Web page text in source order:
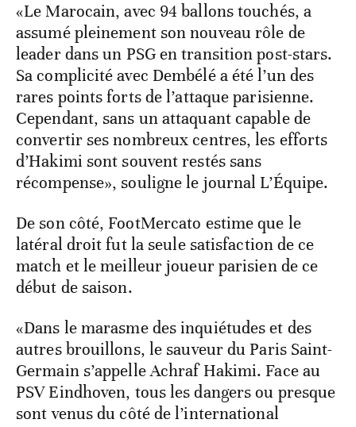
«Le Marocain, avec 94 ballons touchés, a
assumé pleinement son nouveau rôle de
leader dans un PSG en transition post-stars.
Sa complicité avec Dembélé a été l’un des
rares points forts de l’attaque parisienne.
Cependant, sans un attaquant capable de
convertir ses nombreux centres, les efforts
d’Hakimi sont souvent restés sans
récompense», souligne le journal L’Équipe.
De son côté, FootMercato estime que le
latéral droit fut la seule satisfaction de ce
match et le meilleur joueur parisien de ce
début de saison.
«Dans le marasme des inquiétudes et des
autres brouillons, le sauveur du Paris Saint-
Germain s’appelle Achraf Hakimi. Face au
PSV Eindhoven, tous les dangers ou presque
sont venus du côté de l’international